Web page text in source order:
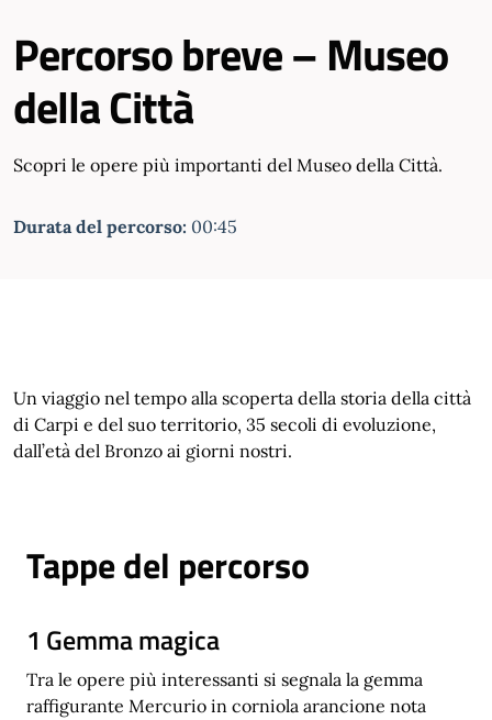
Percorso breve – Museo
della Città
Scopri le opere più importanti del Museo della Città.
Durata del percorso: 00:45
Un viaggio nel tempo alla scoperta della storia della città
di Carpi e del suo territorio, 35 secoli di evoluzione,
dall’età del Bronzo ai giorni nostri.
Tappe del percorso
1 Gemma magica
Tra le opere più interessanti si segnala la gemma
raffigurante Mercurio in corniola arancione nota